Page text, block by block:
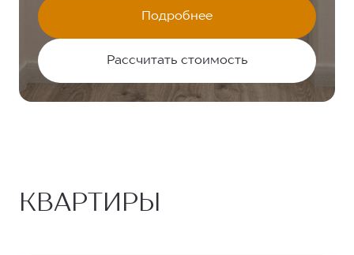
Подробнее
Рассчитать стоимость
КВАРТИРЫ